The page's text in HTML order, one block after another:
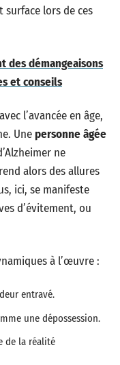
lors de ces
des démangeaisons
et conseils
l’avancée en âge,
Unepersonne âgée
ne
alors des allures
ici, se manifeste
d’évitement, ou
à l’œuvre :
entravé.
une dépossession.
de la réalité